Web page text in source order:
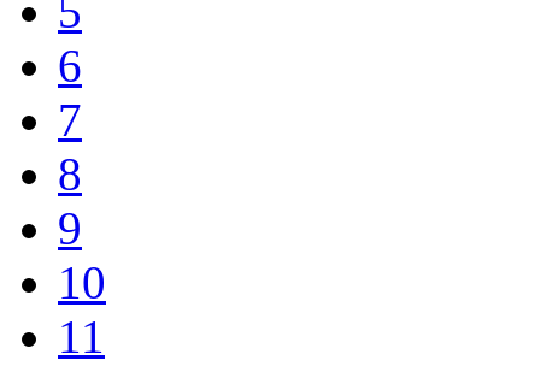
5
6
7
8
9
10
11